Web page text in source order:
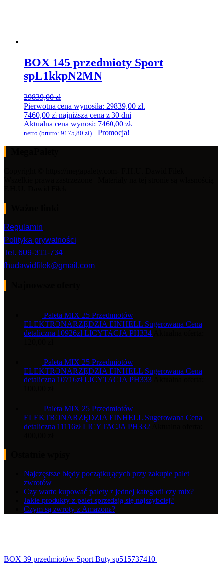
BOX 145 przedmioty Sport
spL1kkpN2MN
29839,00zł
Pierwotna cena wynosiła: 29839,00 zł.
7460,00 złnajniższa cena z 30 dni
Aktualna cena wynosi: 7460,00 zł.
netto (brutto: 9175,80 zł) Promocja!
Regulamin
Polityka prywatności
Tel. 609-311-734
fhudawidfilek@gmail.com
Paleta MIX 25 Przedmiotów
ELEKTRONARZĘDZIA EINHELL Sugerowana Cena
detaliczna 10926zł LICYTACJA PH334
Paleta MIX 25 Przedmiotów
ELEKTRONARZĘDZIA EINHELL Sugerowana Cena
detaliczna 10716zł LICYTACJA PH333
Paleta MIX 25 Przedmiotów
ELEKTRONARZĘDZIA EINHELL Sugerowana Cena
detaliczna 11116zł LICYTACJA PH332
Najczęstsze błędy początkujących przy zakupie palet
zwrotów
Czy warto kupować palety z jednej kategorii czy mix?
Jakie produkty z palet sprzedają się najszybciej?
Czym są zwroty z Amazona?
BOX 39 przedmiotów Sport Buty sp515737410